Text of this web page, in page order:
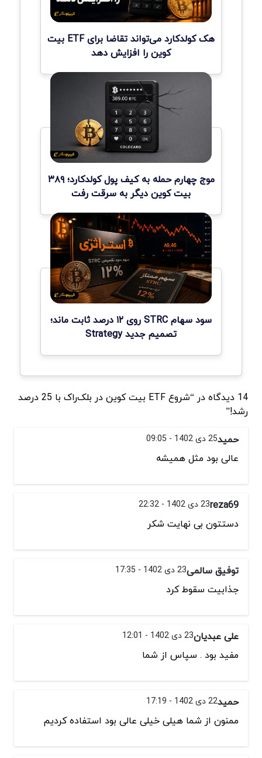
هک کولدکارد می‌تواند تقاضا برای ETF بیت
کوین را افزایش دهد
موج چهارم حمله به کیف پول کولدکارد؛ ۳۸۹
بیت کوین دیگر به سرقت رفت
سود سهام STRC روی ۱۲ درصد ثابت ماند؛
تصمیم جدید Strategy
14 دیدگاه در “شروع ETF بیت کوین در بلک‌راک با 25 درصد
رشد!”
حمید25 دی 1402 - 09:05
عالی بود مثل همیشه
reza6923 دی 1402 - 22:32
دستتون بی نهایت شکر
توفیق سالمی23 دی 1402 - 17:35
جذابیت سقوط کرد
علی عبدیان23 دی 1402 - 12:01
مفید بود . سپاس از شما
حمید22 دی 1402 - 17:19
ممنون از شما هیلی خیلی عالی بود استفاده کردیم